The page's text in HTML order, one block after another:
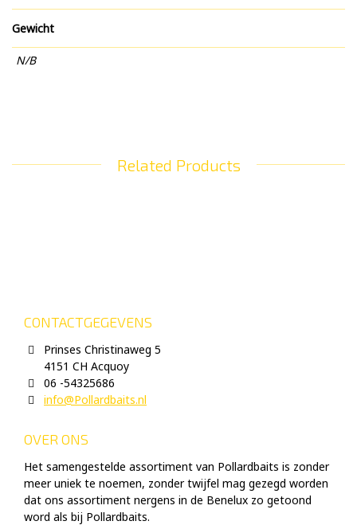
Gewicht
N/B
Related Products
CONTACTGEGEVENS
Prinses Christinaweg 5
4151 CH Acquoy
06 -54325686
info@Pollardbaits.nl
OVER ONS
Het samengestelde assortiment van Pollardbaits is zonder
meer uniek te noemen, zonder twijfel mag gezegd worden
dat ons assortiment nergens in de Benelux zo getoond
word als bij Pollardbaits.